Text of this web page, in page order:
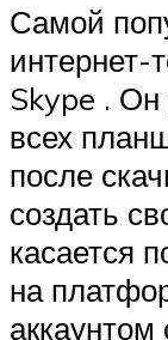
Самой
интернет-
Skype . Он
всех
после
создать
касается
на
аккаунтом